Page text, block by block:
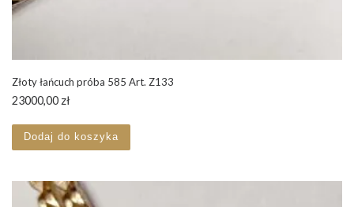
Złoty łańcuch próba 585 Art. Z133
23000,00 zł
Dodaj do koszyka